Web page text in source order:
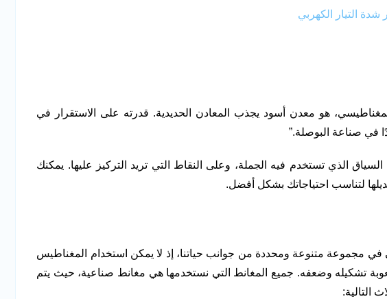
التيار الكهربي
هو معدن أسود يجذب المعادن الحديدية. قدرته على الاستقرار في
في صناعة البوصلة.”
السياق الذي تستخدم فيه الجملة، وعلى النقاط التي تريد التركيز عليها. يمكنك
لتناسب احتياجاتك بشكل أفضل.
في مجموعة متنوعة ومحددة من جوانب حياتنا، إذ لا يمكن استخدام المغناطيس
تشكيله وضعفه. جميع المغانط التي نستخدمها هي مغانط صناعية، حيث يتم
التالية: